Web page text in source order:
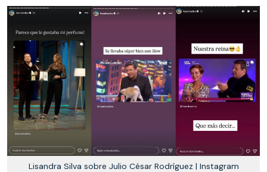
Lisandra Silva sobre Julio César Rodríguez | Instagram